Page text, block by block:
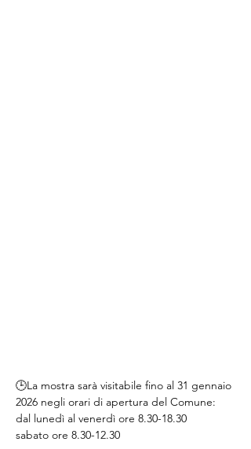
🕒La mostra sarà visitabile fino al 31 gennaio
2026 negli orari di apertura del Comune:
dal lunedì al venerdì ore 8.30-18.30
sabato ore 8.30-12.30